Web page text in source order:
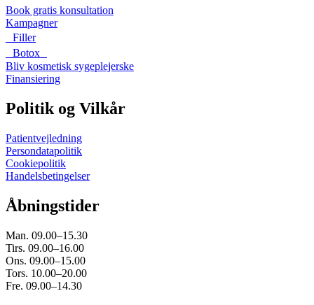
Book gratis konsultation
Kampagner
Filler
Botox
Bliv kosmetisk sygeplejerske
Finansiering
Politik og Vilkår
Patientvejledning
Persondatapolitik
Cookiepolitik
Handelsbetingelser
Åbningstider
Man. 09.00–15.30
Tirs. 09.00–16.00
Ons. 09.00–15.00
Tors. 10.00–20.00
Fre. 09.00–14.30